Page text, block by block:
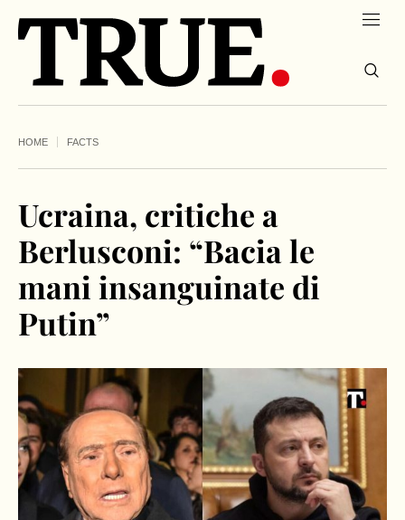
HOME FACTS
Ucraina, critiche a
Berlusconi: “Bacia le
mani insanguinate di
Putin”